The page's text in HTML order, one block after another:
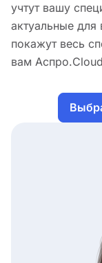
учтут вашу
актуальные для
покажут весь
вам